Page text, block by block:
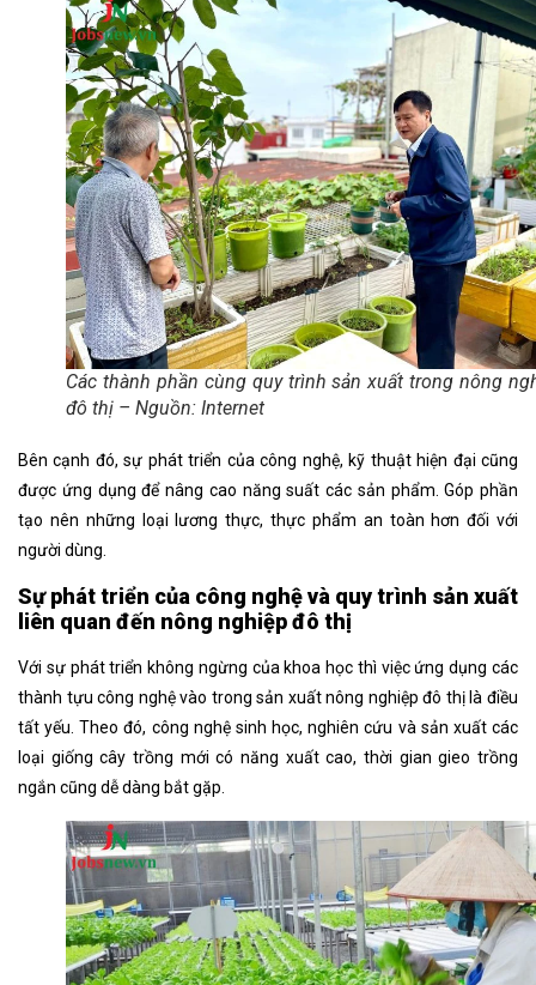
Các thành phần cùng quy trình sản xuất trong nông
đô thị – Nguồn: Internet
Bên cạnh đó, sự phát triển của công nghệ, kỹ thuật hiện đại cũng
được ứng dụng để nâng cao năng suất các sản phẩm. Góp phần
tạo nên những loại lương thực, thực phẩm an toàn hơn đối với
người dùng.
Sự phát triển của công nghệ và quy trình sản xuất
liên quan đến nông nghiệp đô thị
Với sự phát triển không ngừng của khoa học thì việc ứng dụng các
thành tựu công nghệ vào trong sản xuất nông nghiệp đô thị là điều
tất yếu. Theo đó, công nghệ sinh học, nghiên cứu và sản xuất các
loại giống cây trồng mới có năng xuất cao, thời gian gieo trồng
ngắn cũng dễ dàng bắt gặp.